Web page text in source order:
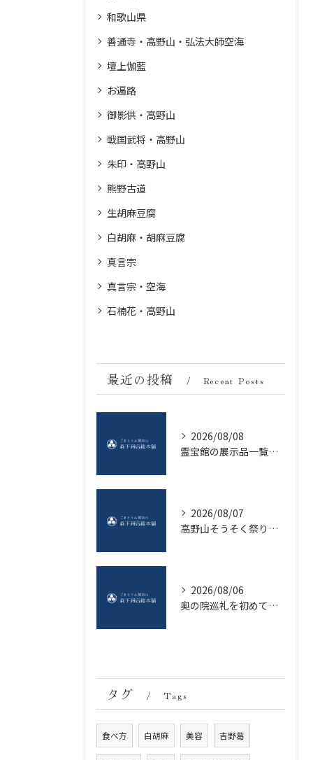
和歌山県
善通寺・高野山・弘法大師空海
壇上伽藍
お遍路
御影供・高野山
戦国武将・高野山
朱印・高野山
熊野古道
生胡麻豆腐
白胡麻・胡麻豆腐
真言宗
真言宗・空海
石楠花・高野山
最近の投稿 Recent Posts
2026/08/08
霊宝館の展示品一覧で国宝や仏像の見どころを効率よく把握する方法
2026/08/07
高野山そうそく祭り観光情報と幻想的な夜の楽しみ方とマナー徹底ガイド
2026/08/06
奥の院巡礼を初めて安心して楽しむ高野山・奥の院の歩き方と費用ガイド
タグ Tags
食べ方 白胡麻 美容 吉野葛